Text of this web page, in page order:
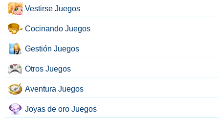
Vestirse Juegos
Cocinando Juegos
Gestión Juegos
Otros Juegos
Aventura Juegos
Joyas de oro Juegos